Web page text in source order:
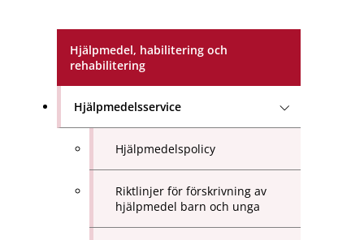
Hjälpmedel, habilitering och
rehabilitering
Hjälpmedelsservice
Hjälpmedelspolicy
Riktlinjer för förskrivning av
hjälpmedel barn och unga